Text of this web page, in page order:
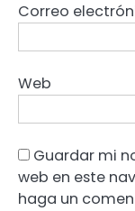
Correo
Web
Guardar mi
web en este
haga un